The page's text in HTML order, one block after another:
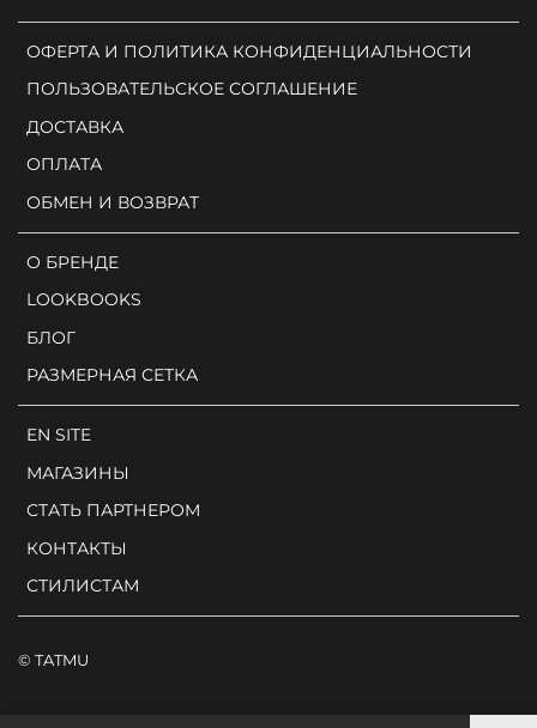
ОФЕРТА И ПОЛИТИКА КОНФИДЕНЦИАЛЬНОСТИ
ПОЛЬЗОВАТЕЛЬСКОЕ СОГЛАШЕНИЕ
ДОСТАВКА
ОПЛАТА
ОБМЕН И ВОЗВРАТ
О БРЕНДЕ
LOOKBOOKS
БЛОГ
РАЗМЕРНАЯ СЕТКА
EN SITE
МАГАЗИНЫ
СТАТЬ ПАРТНЕРОМ
КОНТАКТЫ
СТИЛИСТАМ
© TATMU